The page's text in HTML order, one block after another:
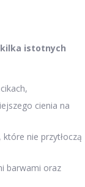
kilka istotnych
cienia na
nie przytłoczą
barwami oraz